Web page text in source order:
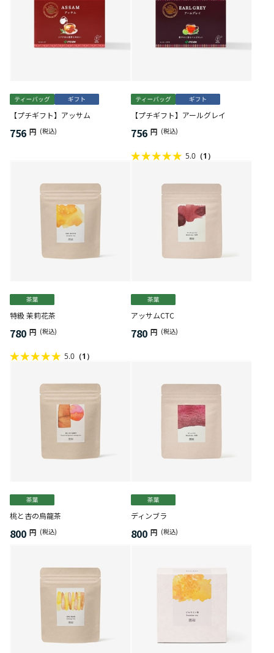
【プチギフト】アッサム
756 円 (税込)
【プチギフト】アールグレイ
756 円 (税込)
5.0 （1）
特級 茉莉花茶
780 円 (税込)
5.0 （1）
アッサムCTC
780 円 (税込)
桃と杏の烏龍茶
800 円 (税込)
ディンブラ
800 円 (税込)